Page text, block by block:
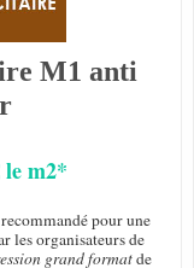
M1 anti
m2*
pour une
les organisateurs de
grand formatde